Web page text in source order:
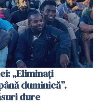
„Eliminați
duminică”.
dure